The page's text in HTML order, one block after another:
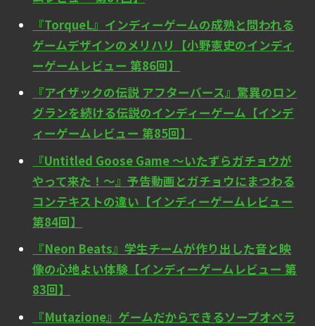
『TorqueL』インディーゲームの成熟と問われる
ゲームデザインのメリハリ【小野憲史のインディ
ーゲームレビュー 第86回】
『アイザックの伝説 アフターバース』驚異のロン
グランを続ける伝説のインディーゲーム【インデ
ィーゲームレビュー 第85回】
『Untitled Goose Game ～いたずらガチョウが
やって来た！～』予告動画とガチョウにまつわる
コンテキストの違い【インディーゲームレビュー
第84回】
『Neon Beats』学生チームが作り出した音と映
像の心地よい体験【インディーゲームレビュー 第
83回】
『Mutazione』ゲームだからできるソープオペラ